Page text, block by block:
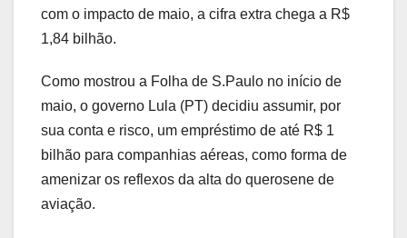
com o impacto de maio, a cifra extra chega a R$
1,84 bilhão.
Como mostrou a Folha de S.Paulo no início de
maio, o governo Lula (PT) decidiu assumir, por
sua conta e risco, um empréstimo de até R$ 1
bilhão para companhias aéreas, como forma de
amenizar os reflexos da alta do querosene de
aviação.